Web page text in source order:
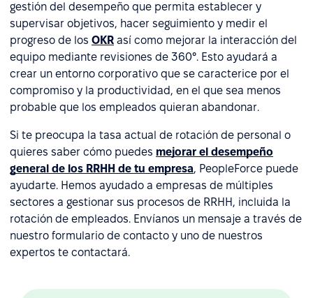
gestión del desempeño que permita establecer y
supervisar objetivos, hacer seguimiento y medir el
progreso de los OKR así como mejorar la interacción del
equipo mediante revisiones de 360°. Esto ayudará a
crear un entorno corporativo que se caracterice por el
compromiso y la productividad, en el que sea menos
probable que los empleados quieran abandonar.
Si te preocupa la tasa actual de rotación de personal o
quieres saber cómo puedes mejorar el desempeño
general de los RRHH de tu empresa, PeopleForce puede
ayudarte. Hemos ayudado a empresas de múltiples
sectores a gestionar sus procesos de RRHH, incluida la
rotación de empleados. Envíanos un mensaje a través de
nuestro formulario de contacto y uno de nuestros
expertos te contactará.